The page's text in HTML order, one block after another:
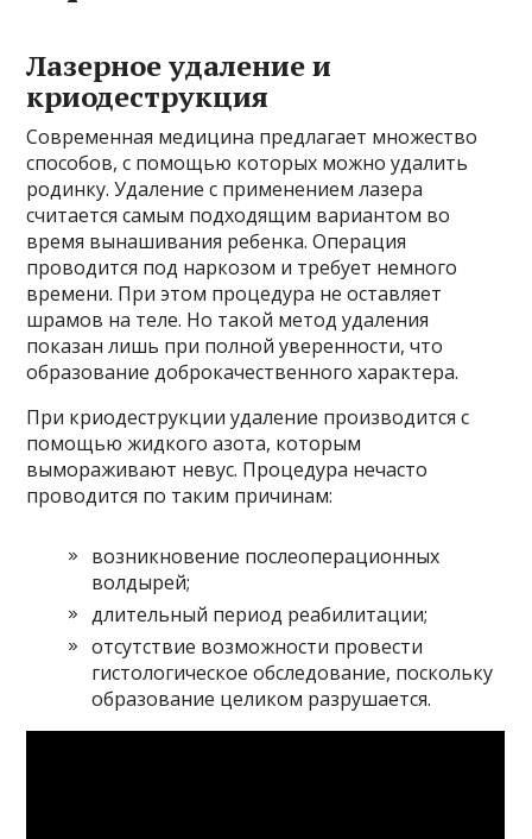
Лазерное удаление и
криодеструкция
Современная медицина предлагает множество
способов, с помощью которых можно удалить
родинку. Удаление с применением лазера
считается самым подходящим вариантом во
время вынашивания ребенка. Операция
проводится под наркозом и требует немного
времени. При этом процедура не оставляет
шрамов на теле. Но такой метод удаления
показан лишь при полной уверенности, что
образование доброкачественного характера.
При криодеструкции удаление производится с
помощью жидкого азота, которым
вымораживают невус. Процедура нечасто
проводится по таким причинам:
возникновение послеоперационных
волдырей;
длительный период реабилитации;
отсутствие возможности провести
гистологическое обследование, поскольку
образование целиком разрушается.